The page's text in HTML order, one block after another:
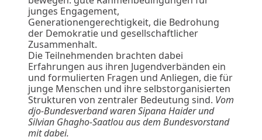
junges Engagement,
Generationengerechtigkeit, die Bedrohung
der Demokratie und gesellschaftlicher
Zusammenhalt.
Die Teilnehmenden brachten dabei
Erfahrungen aus ihren Jugendverbänden ein
und formulierten Fragen und Anliegen, die für
junge Menschen und ihre selbstorganisierten
Strukturen von zentraler Bedeutung sind. Vom
djo-Bundesverband waren Sipana Haider und
Silvian Ghagho-Saatlou aus dem Bundesvorstand
mit dabei.